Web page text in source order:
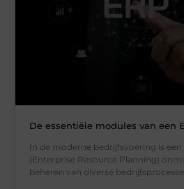
De essentiële modules van een
In de moderne bedrijfsvoering is een
(Enterprise Resource Planning)
beheren van diverse